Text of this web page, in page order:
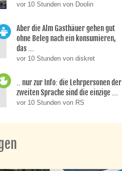
vor 10 Stunden von Doolin
Aber die Alm Gasthäuer gehen gut
ohne Beleg nach ein konsumieren,
das ...
vor 10 Stunden von diskret
.. nur zur Info: die Lehrpersonen der
zweiten Sprache sind die einzige ...
vor 10 Stunden von RS